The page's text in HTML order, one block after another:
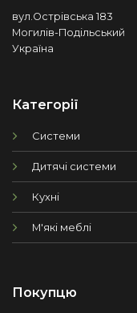
вул.Острівська 183
Могилів-Подільський
Україна
Категорії
Системи
Дитячі системи
Кухні
М'які меблі
Покупцю